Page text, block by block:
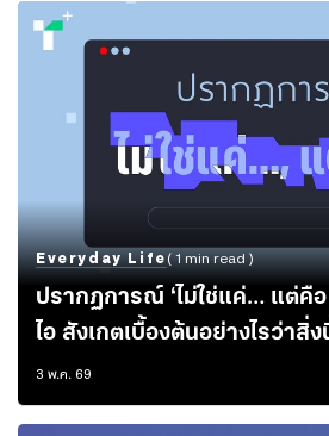
Everyday Life( 1 min read )
ปรากฏการณ์ ‘ไม่ใช่แค่… แต่คื
ไอ สังเกตเบื้องต้นอย่างไรว่าสิ่
แล้วจะทำอย่างไรให้ความเป็นม
อักษร
3 พ.ค. 69